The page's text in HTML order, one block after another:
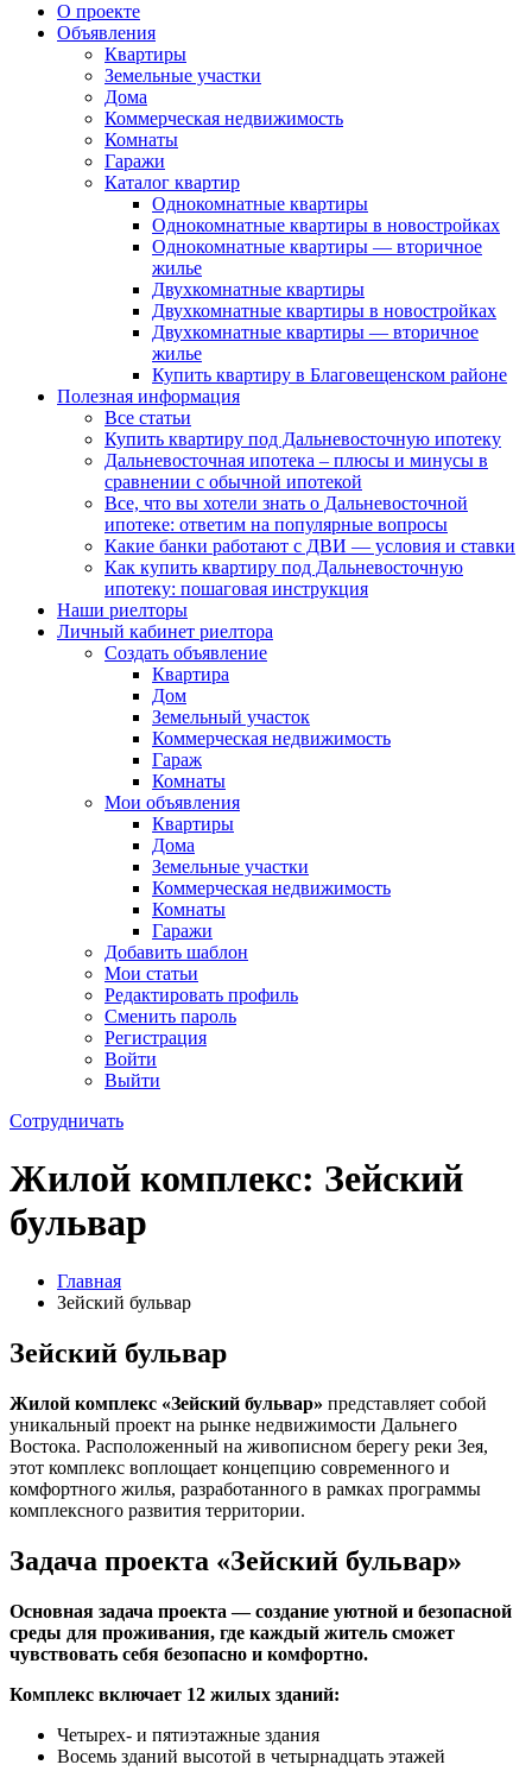
О проекте
Объявления
Квартиры
Земельные участки
Дома
Коммерческая недвижимость
Комнаты
Гаражи
Каталог квартир
Однокомнатные квартиры
Однокомнатные квартиры в новостройках
Однокомнатные квартиры — вторичное
жилье
Двухкомнатные квартиры
Двухкомнатные квартиры в новостройках
Двухкомнатные квартиры — вторичное
жилье
Купить квартиру в Благовещенском районе
Полезная информация
Все статьи
Купить квартиру под Дальневосточную ипотеку
Дальневосточная ипотека – плюсы и минусы в
сравнении с обычной ипотекой
Все, что вы хотели знать о Дальневосточной
ипотеке: ответим на популярные вопросы
Какие банки работают с ДВИ — условия и ставки
Как купить квартиру под Дальневосточную
ипотеку: пошаговая инструкция
Наши риелторы
Личный кабинет риелтора
Cоздать объявление
Квартира
Дом
Земельный участок
Коммерческая недвижимость
Гараж
Комнаты
Мои объявления
Квартиры
Дома
Земельные участки
Коммерческая недвижимость
Комнаты
Гаражи
Добавить шаблон
Мои статьи
Редактировать профиль
Сменить пароль
Регистрация
Войти
Выйти
Сотрудничать
Жилой комплекс: Зейский
бульвар
Главная
Зейский бульвар
Зейский бульвар
Жилой комплекс «Зейский бульвар» представляет собой
уникальный проект на рынке недвижимости Дальнего
Востока. Расположенный на живописном берегу реки Зея,
этот комплекс воплощает концепцию современного и
комфортного жилья, разработанного в рамках программы
комплексного развития территории.
Задача проекта «Зейский бульвар»
Основная задача проекта — создание уютной и безопасной
среды для проживания, где каждый житель сможет
чувствовать себя безопасно и комфортно.
Комплекс включает 12 жилых зданий:
Четырех- и пятиэтажные здания
Восемь зданий высотой в четырнадцать этажей